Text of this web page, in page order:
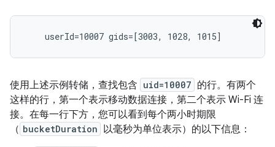
使用上述示例转储，查找包含 uid=10007 的行。有两个
这样的行，第一个表示移动数据连接，第二个表示 Wi-Fi 连
接。在每一行下方，您可以看到每个两小时期限
（ bucketDuration 以毫秒为单位表示）的以下信息：